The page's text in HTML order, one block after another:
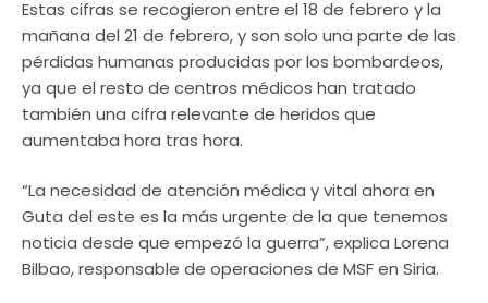
Estas cifras se recogieron entre el 18 de febrero y la
mañana del 21 de febrero, y son solo una parte de las
pérdidas humanas producidas por los bombardeos,
ya que el resto de centros médicos han tratado
también una cifra relevante de heridos que
aumentaba hora tras hora.
“La necesidad de atención médica y vital ahora en
Guta del este es la más urgente de la que tenemos
noticia desde que empezó la guerra”, explica Lorena
Bilbao, responsable de operaciones de MSF en Siria.